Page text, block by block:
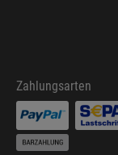
Zahlungsarten